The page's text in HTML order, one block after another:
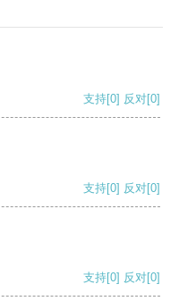
支持[0] 反对[0]
支持[0] 反对[0]
支持[0] 反对[0]